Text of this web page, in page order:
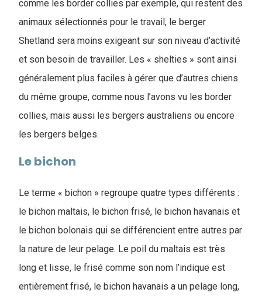
comme les border collies par exemple, qui restent des
animaux sélectionnés pour le travail, le berger
Shetland sera moins exigeant sur son niveau d’activité
et son besoin de travailler. Les « shelties » sont ainsi
généralement plus faciles à gérer que d’autres chiens
du même groupe, comme nous l’avons vu les border
collies, mais aussi les bergers australiens ou encore
les bergers belges.
Le bichon
Le terme « bichon » regroupe quatre types différents :
le bichon maltais, le bichon frisé, le bichon havanais et
le bichon bolonais qui se différencient entre autres par
la nature de leur pelage. Le poil du maltais est très
long et lisse, le frisé comme son nom l’indique est
entièrement frisé, le bichon havanais a un pelage long,